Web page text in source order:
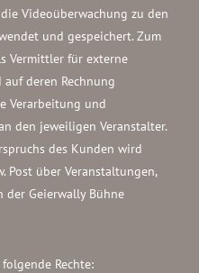
Videoüberwachung zu den
und gespeichert. Zum
Vermittler für externe
deren Rechnung
Verarbeitung und
den jeweiligen Veranstalter.
des Kunden wird
Post über Veranstaltungen,
Geierwally Bühne
Rechte: